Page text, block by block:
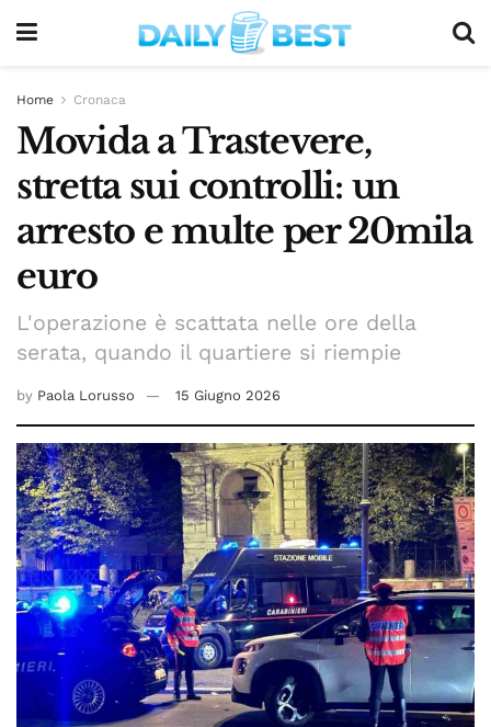
Home Cronaca
Movida a Trastevere,
stretta sui controlli: un
arresto e multe per 20mila
euro
L'operazione è scattata nelle ore della
serata, quando il quartiere si riempie
by Paola Lorusso 15 Giugno 2026